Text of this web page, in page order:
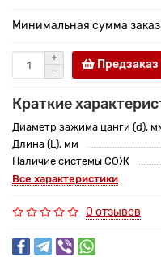
Минимальная сумма
Предзаказ
Краткие
Диаметр зажима цанги (d),
Длина (L), мм
Наличие системы СОЖ
Все характеристики
0 отзывов